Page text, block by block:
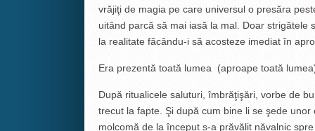
vrăjiţi de magia pe care universul o presăra
uitând parcă să mai iasă la mal. Doar
la realitate făcându-i să acosteze imediat în
Era prezentă toată lumea (aproape toată
După ritualicele saluturi, îmbrăţişări, vorbe de
trecut la fapte. Şi după cum bine li se şede
molcomă de la început s-a prăvălit năvalnic